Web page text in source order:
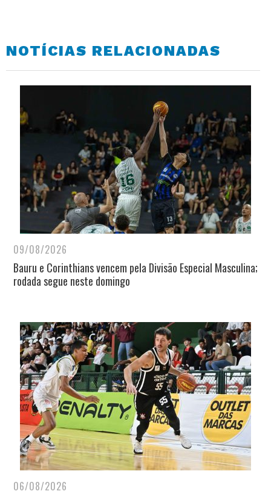
NOTÍCIAS RELACIONADAS
09/08/2026
Bauru e Corinthians vencem pela Divisão Especial Masculina;
rodada segue neste domingo
06/08/2026